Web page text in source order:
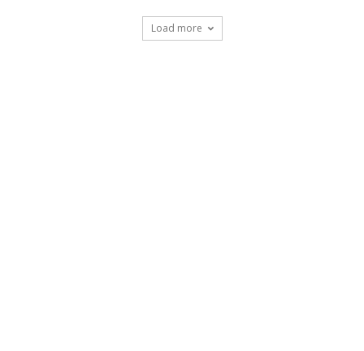
Load more